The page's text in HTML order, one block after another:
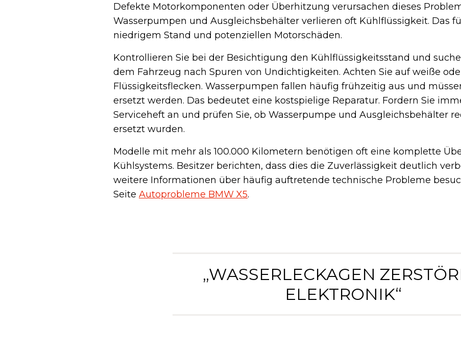
Defekte Motorkomponenten oder Überhitzung verursachen dieses
Wasserpumpen und Ausgleichsbehälter verlieren oft Kühlflüssigkeit. Das
niedrigem Stand und potenziellen Motorschäden.
Kontrollieren Sie bei der Besichtigung den Kühlflüssigkeitsstand und
dem Fahrzeug nach Spuren von Undichtigkeiten. Achten Sie auf weiße
Flüssigkeitsflecken. Wasserpumpen fallen häufig frühzeitig aus und
ersetzt werden. Das bedeutet eine kostspielige Reparatur. Fordern Sie
Serviceheft an und prüfen Sie, ob Wasserpumpe und Ausgleichsbehälter
ersetzt wurden.
Modelle mit mehr als 100.000 Kilometern benötigen oft eine komplette
Kühlsystems. Besitzer berichten, dass dies die Zuverlässigkeit deutlich
weitere Informationen über häufig auftretende technische Probleme
Seite Autoprobleme BMW X5.
„WASSERLECKAGEN
ELEKTRONIK“